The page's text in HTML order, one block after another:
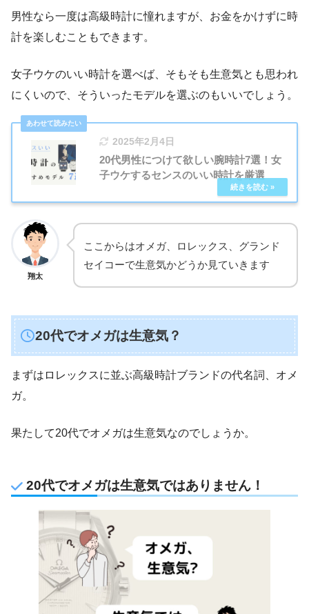
男性なら一度は高級時計に憧れますが、お金をかけずに時
計を楽しむこともできます。
女子ウケのいい時計を選べば、そもそも生意気とも思われ
にくいので、そういったモデルを選ぶのもいいでしょう。
2025年2月4日
20代男性につけて欲しい腕時計7選！女
子ウケするセンスのいい時計を厳選
翔太
ここからはオメガ、ロレックス、グランド
セイコーで生意気かどうか見ていきます
20代でオメガは生意気？
まずはロレックスに並ぶ高級時計ブランドの代名詞、オメ
ガ。
果たして20代でオメガは生意気なのでしょうか。
20代でオメガは生意気ではありません！